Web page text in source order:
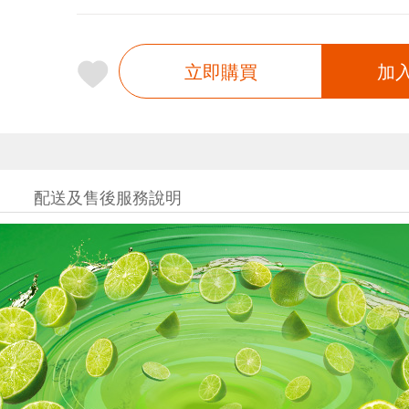
立即購買 加
配送及售後服務說明